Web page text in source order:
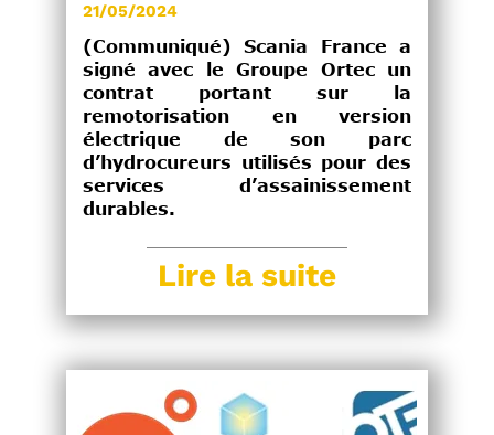
21/05/2024
(Communiqué) Scania France a
signé avec le Groupe Ortec un
contrat portant sur la
remotorisation en version
électrique de son parc
d’hydrocureurs utilisés pour des
services d’assainissement
durables.
Lire la suite